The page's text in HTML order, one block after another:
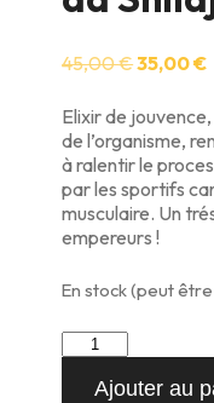
45,00€Le
initial
était :
45,00 €.
35,00€
Elixir de
de l’organisme,
à ralentir le
par les sportifs
musculaire. Un
empereurs !
En stock (peut
quantité
Ajouter au